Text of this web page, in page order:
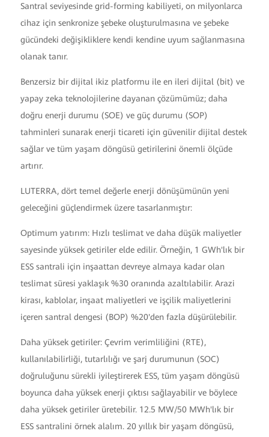
Santral seviyesinde grid-forming kabiliyeti, on milyonlarca
cihaz için senkronize şebeke oluşturulmasına ve şebeke
gücündeki değişikliklere kendi kendine uyum sağlanmasına
olanak tanır.
Benzersiz bir dijital ikiz platformu ile en ileri dijital (bit) ve
yapay zeka teknolojilerine dayanan çözümümüz; daha
doğru enerji durumu (SOE) ve güç durumu (SOP)
tahminleri sunarak enerji ticareti için güvenilir dijital destek
sağlar ve tüm yaşam döngüsü getirilerini önemli ölçüde
artırır.
LUTERRA, dört temel değerle enerji dönüşümünün yeni
geleceğini güçlendirmek üzere tasarlanmıştır:
Optimum yatırım: Hızlı teslimat ve daha düşük maliyetler
sayesinde yüksek getiriler elde edilir. Örneğin, 1 GWh'lık bir
ESS santrali için inşaattan devreye almaya kadar olan
teslimat süresi yaklaşık %30 oranında azaltılabilir. Arazi
kirası, kablolar, inşaat maliyetleri ve işçilik maliyetlerini
içeren santral dengesi (BOP) %20'den fazla düşürülebilir.
Daha yüksek getiriler: Çevrim verimliliğini (RTE),
kullanılabilirliği, tutarlılığı ve şarj durumunun (SOC)
doğruluğunu sürekli iyileştirerek ESS, tüm yaşam döngüsü
boyunca daha yüksek enerji çıktısı sağlayabilir ve böylece
daha yüksek getiriler üretebilir. 12.5 MW/50 MWh'lık bir
ESS santralini örnek alalım. 20 yıllık bir yaşam döngüsü,